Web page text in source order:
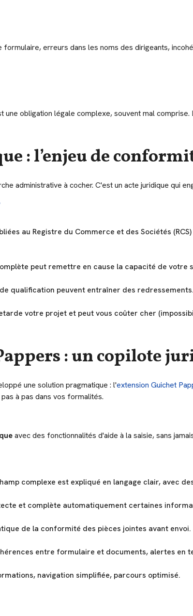
erreurs dans les noms des dirigeants,
une obligation légale complexe, souvent mal
: l’enjeu de
administrative à cocher. C'est un acte juridique qui
au Registre du Commerce et des Sociétés
peut remettre en cause la capacité de votre
qualification peuvent entraîner des redressements.
votre projet et peut vous coûter cher
: un copilote
une solution pragmatique : l'extension Guichet
à pas dans vos formalités.
avec des fonctionnalités d'aide à la saisie, sans
complexe est expliqué en langage clair, avec
et complète automatiquement certaines
de la conformité des pièces jointes avant envoi.
entre formulaire et documents, alertes en
navigation simplifiée, parcours optimisé.